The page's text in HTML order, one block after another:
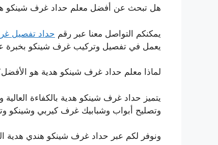
هل تبحث عن أفضل معلم حداد غرف شينكو
يمكنكم التواصل معنا عبر رقم حداد تفصيل
يعمل في تفصيل وتركيب غرف شينكو بخبرة
لماذا معلم حداد غرف شينكو هدية هو
يتميز حداد غرف شينكو هدية بالكفاءة
وتصليح أبواب وشبابيك غرف كيربي وشينكو
ونوفر لكم عبر حداد غرف شينكو هندي هدية